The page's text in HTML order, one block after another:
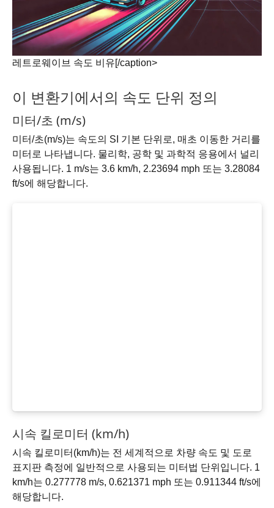
레트로웨이브 속도 비유[/caption>
이 변환기에서의 속도 단위 정의
미터/초 (m/s)
미터/초(m/s)는 속도의 SI 기본 단위로, 매초 이동한 거리를
미터로 나타냅니다. 물리학, 공학 및 과학적 응용에서 널리
사용됩니다. 1 m/s는 3.6 km/h, 2.23694 mph 또는 3.28084
ft/s에 해당합니다.
시속 킬로미터 (km/h)
시속 킬로미터(km/h)는 전 세계적으로 차량 속도 및 도로
표지판 측정에 일반적으로 사용되는 미터법 단위입니다. 1
km/h는 0.277778 m/s, 0.621371 mph 또는 0.911344 ft/s에
해당합니다.